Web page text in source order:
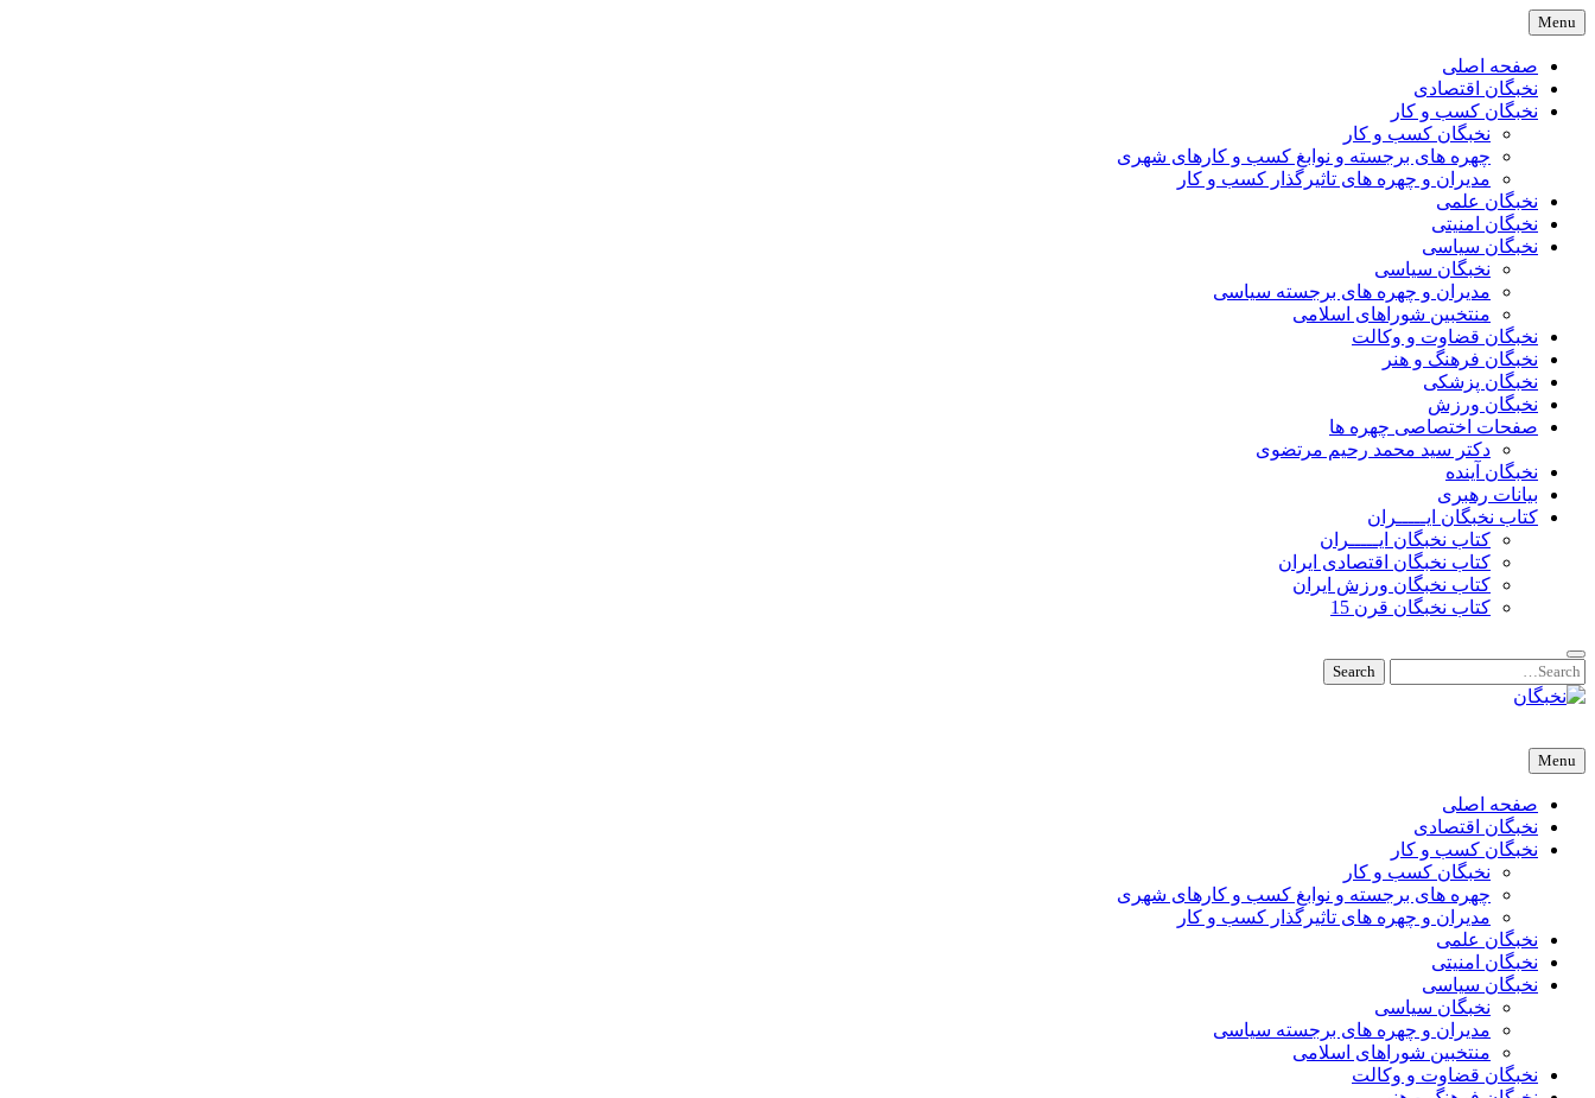
Skip
to
content
Menu
صفحه اصلی
نخبگان اقتصادی
نخبگان کسب و کار
نخبگان کسب و کار
چهره های برجسته و نوابغ کسب و کارهای شهری
مدیران و چهره های تاثیرگذار کسب و کار
نخبگان علمی
نخبگان امنیتی
نخبگان سیاسی
نخبگان سیاسی
مدیران و چهره های برجسته سیاسی
منتخبین شوراهای اسلامی
نخبگان قضاوت و وکالت
نخبگان فرهنگ و هنر
نخبگان پزشکی
نخبگان ورزش
صفحات اختصاصی چهره ها
دکتر سید محمد رحیم مرتضوی
نخبگان آینده
بیانات رهبری
کتاب نخبگان ایـــــران
کتاب نخبگان ایـــــران
کتاب نخبگان اقتصادی ایران
کتاب نخبگان ورزش ایران
کتاب نخبگان قرن 15
Search
for:
Search
نخبگان تایمز/ کتاب نخبگان + پورتال رسمی کتاب نخبگان ایران – کتاب نخبگان اقتصادی ایران – کتاب نخبگان قرن 15 – کتاب نخبگان ورزش ایران – کتاب نخبگان کسب و کار ایران – کتاب نخبگان ایران
Menu
صفحه اصلی
نخبگان اقتصادی
نخبگان کسب و کار
نخبگان کسب و کار
چهره های برجسته و نوابغ کسب و کارهای شهری
مدیران و چهره های تاثیرگذار کسب و کار
نخبگان علمی
نخبگان امنیتی
نخبگان سیاسی
نخبگان سیاسی
مدیران و چهره های برجسته سیاسی
منتخبین شوراهای اسلامی
نخبگان قضاوت و وکالت